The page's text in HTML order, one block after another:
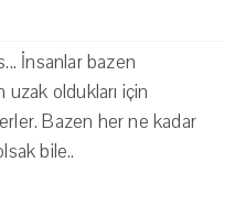
İnsanlar bazen
uzak oldukları için
Bazen her ne kadar
bile..